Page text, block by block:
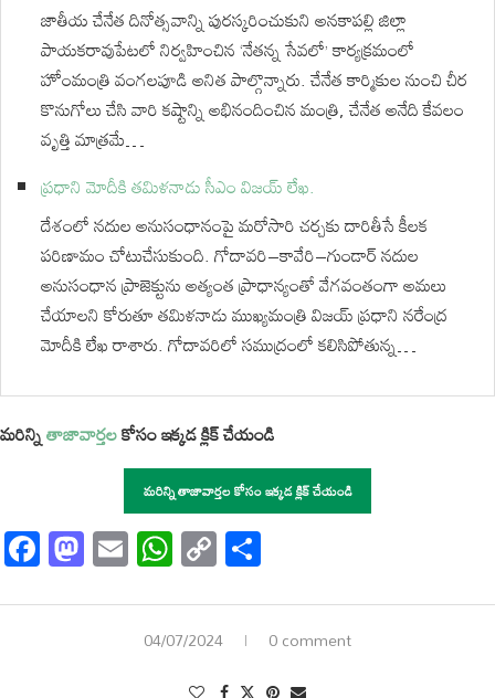
జాతీయ చేనేత దినోత్సవాన్ని పురస్కరించుకుని అనకాపల్లి జిల్లా
పాయకరావుపేటలో నిర్వహించిన ‘నేతన్న సేవలో’ కార్యక్రమంలో
హోంమంత్రి వంగలపూడి అనిత పాల్గొన్నారు. చేనేత కార్మికుల నుంచి చీర
కొనుగోలు చేసి వారి కష్టాన్ని అభినందించిన మంత్రి, చేనేత అనేది కేవలం
వృత్తి మాత్రమే…
ప్రధాని మోదీకి తమిళనాడు సీఎం విజయ్‌ లేఖ.
దేశంలో నదుల అనుసంధానంపై మరోసారి చర్చకు దారితీసే కీలక
పరిణామం చోటుచేసుకుంది. గోదావరి–కావేరి–గుండార్ నదుల
అనుసంధాన ప్రాజెక్టును అత్యంత ప్రాధాన్యంతో వేగవంతంగా అమలు
చేయాలని కోరుతూ తమిళనాడు ముఖ్యమంత్రి విజయ్ ప్రధాని నరేంద్ర
మోదీకి లేఖ రాశారు. గోదావరిలో సముద్రంలో కలిసిపోతున్న…
మరిన్నితాజావార్తలకోసం ఇక్కడ క్లిక్ చేయండి
మరిన్ని తాజావార్తల కోసం ఇక్కడ క్లిక్ చేయండి
Facebook
Mastodon
EmailWhatsApp
Copy
Link
04/07/2024 0 comment